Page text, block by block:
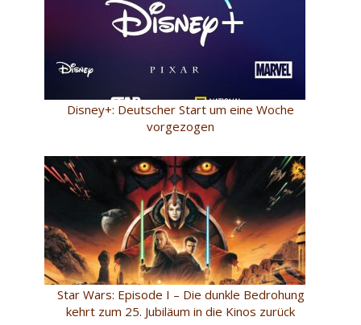
Disney+: Deutscher Start um eine Woche
vorgezogen
Star Wars: Episode I – Die dunkle Bedrohung
kehrt zum 25. Jubiläum in die Kinos zurück